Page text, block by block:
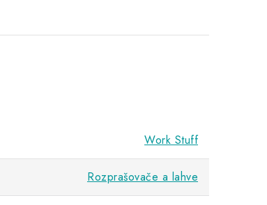
Work Stuff
Rozprašovače a lahve